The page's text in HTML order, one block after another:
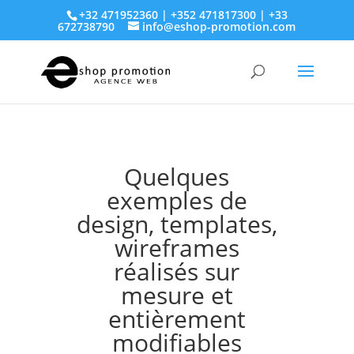
+32 471952360 | +352 471817300 | +33
672738790 info@eshop-promotion.com
Quelques
exemples de
design, templates,
wireframes
réalisés sur
mesure et
entièrement
modifiables